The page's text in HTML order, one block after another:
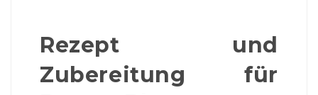
Rezept und
Zubereitung für